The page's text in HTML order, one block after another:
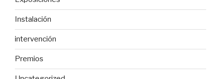
Instalación
intervención
Premios